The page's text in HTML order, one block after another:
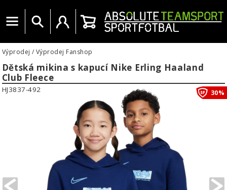
Menu Vyhledat Uživatelský účet
Košík
Výprodej / Výprodej Fanshop
Dětská mikina s kapucí Nike Erling Haaland
Club Fleece
PREVIOUS
HJ3837-492 30%